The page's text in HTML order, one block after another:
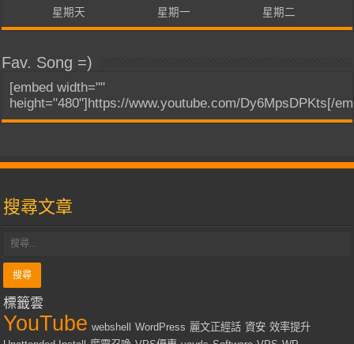
星期天 星期一 星期二
Fav. Song =)
[embed width=""
height="480"]https://www.youtube.com/Dy6MpsDPKts[/
搜尋文章
標籤雲
YouTube webshell WordPress 麗文正經話 資安 效率提升